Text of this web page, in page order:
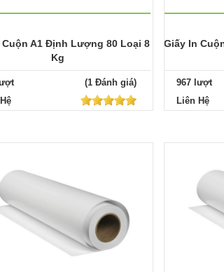
Cuộn A1 Định Lượng 80 Loại 8
Kg
(1 Đánh giá)
Giấy In
967 lượt
Liên Hệ